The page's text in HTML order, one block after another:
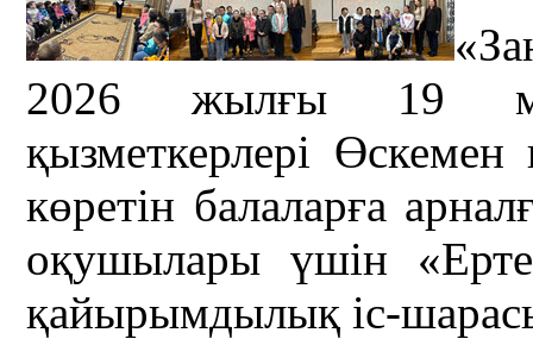
2026 жылғы 19
қызметкерлері
көретін балаларға
оқушылары үшін
қайырымдылық іс-